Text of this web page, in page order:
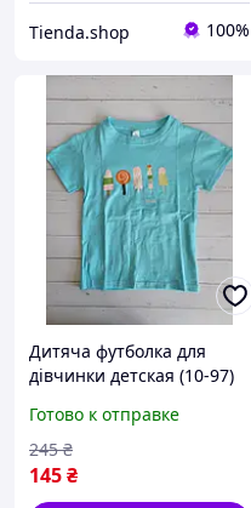
Tienda.shop 100%
Дитяча футболка для
дівчинки детская (10-97)
Готово к отправке
145₴
245 ₴